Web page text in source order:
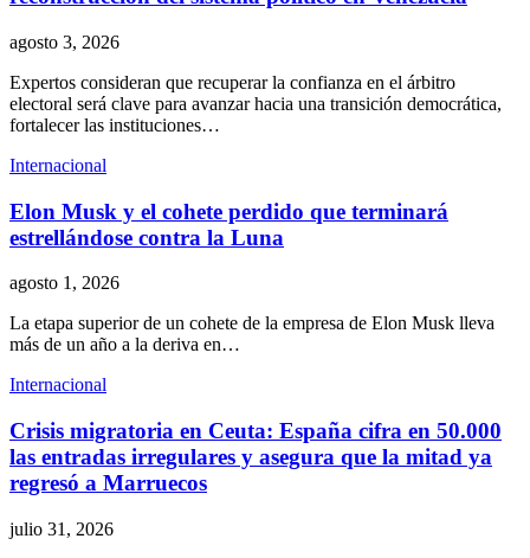
agosto 3, 2026
Expertos consideran que recuperar la confianza en el árbitro
electoral será clave para avanzar hacia una transición democrática,
fortalecer las instituciones…
Internacional
Elon Musk y el cohete perdido que terminará
estrellándose contra la Luna
agosto 1, 2026
La etapa superior de un cohete de la empresa de Elon Musk lleva
más de un año a la deriva en…
Internacional
Crisis migratoria en Ceuta: España cifra en 50.000
las entradas irregulares y asegura que la mitad ya
regresó a Marruecos
julio 31, 2026